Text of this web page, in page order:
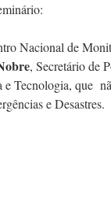
Nacional de
, Secretário de
Tecnologia, que
e Desastres.